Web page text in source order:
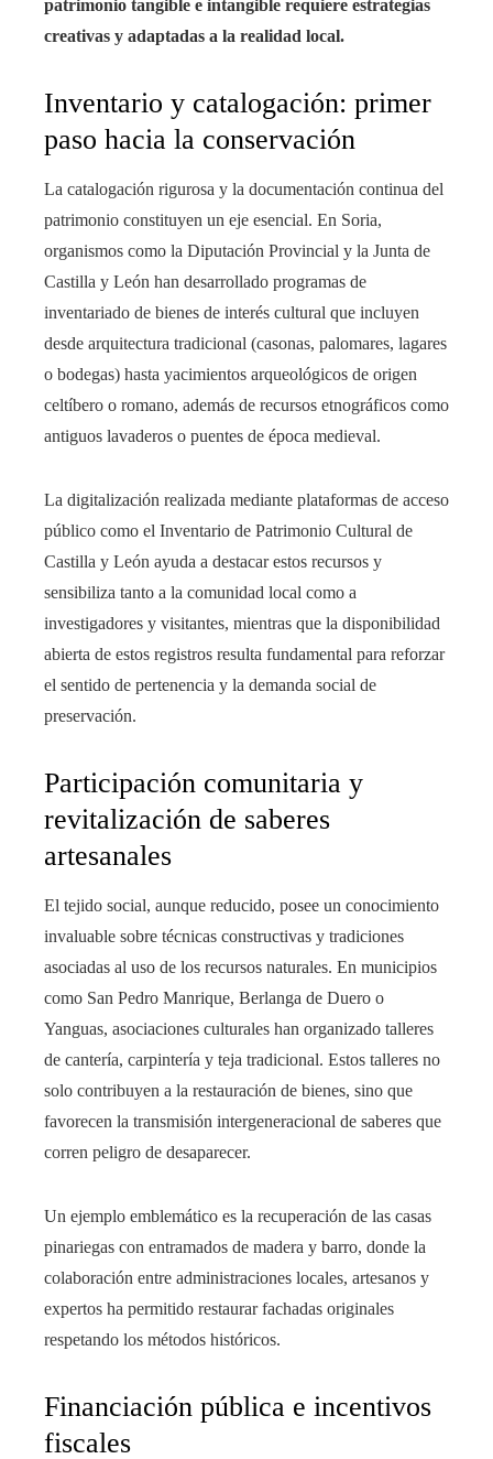
patrimonio tangible e intangible requiere estrategias
creativas y adaptadas a la realidad local.
Inventario y catalogación: primer
paso hacia la conservación
La catalogación rigurosa y la documentación continua del
patrimonio constituyen un eje esencial. En Soria,
organismos como la Diputación Provincial y la Junta de
Castilla y León han desarrollado programas de
inventariado de bienes de interés cultural que incluyen
desde arquitectura tradicional (casonas, palomares, lagares
o bodegas) hasta yacimientos arqueológicos de origen
celtíbero o romano, además de recursos etnográficos como
antiguos lavaderos o puentes de época medieval.
La digitalización realizada mediante plataformas de acceso
público como el Inventario de Patrimonio Cultural de
Castilla y León ayuda a destacar estos recursos y
sensibiliza tanto a la comunidad local como a
investigadores y visitantes, mientras que la disponibilidad
abierta de estos registros resulta fundamental para reforzar
el sentido de pertenencia y la demanda social de
preservación.
Participación comunitaria y
revitalización de saberes
artesanales
El tejido social, aunque reducido, posee un conocimiento
invaluable sobre técnicas constructivas y tradiciones
asociadas al uso de los recursos naturales. En municipios
como San Pedro Manrique, Berlanga de Duero o
Yanguas, asociaciones culturales han organizado talleres
de cantería, carpintería y teja tradicional. Estos talleres no
solo contribuyen a la restauración de bienes, sino que
favorecen la transmisión intergeneracional de saberes que
corren peligro de desaparecer.
Un ejemplo emblemático es la recuperación de las casas
pinariegas con entramados de madera y barro, donde la
colaboración entre administraciones locales, artesanos y
expertos ha permitido restaurar fachadas originales
respetando los métodos históricos.
Financiación pública e incentivos
fiscales